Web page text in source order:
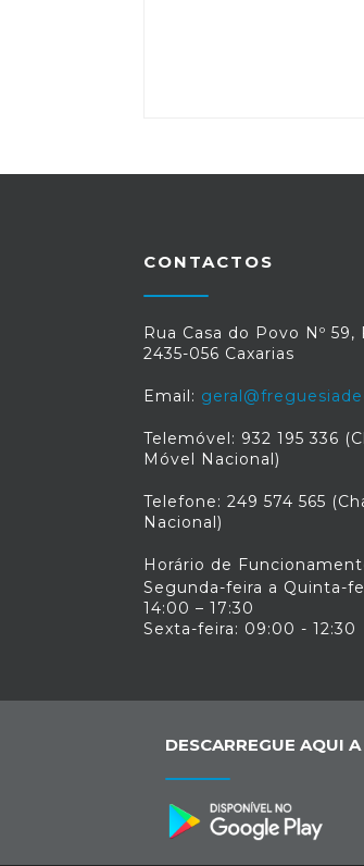
CONTACTOS
Rua Casa do Povo Nº 59,
2435-056 Caxarias
Email:
Telemóvel: 932 195 336
Móvel Nacional)
Telefone: 249 574 565
Nacional)
Horário de
Segunda-feira a Quinta-
14:00 – 17:30
Sexta-feira: 09:00 - 12:30
DESCARREGUE AQUI